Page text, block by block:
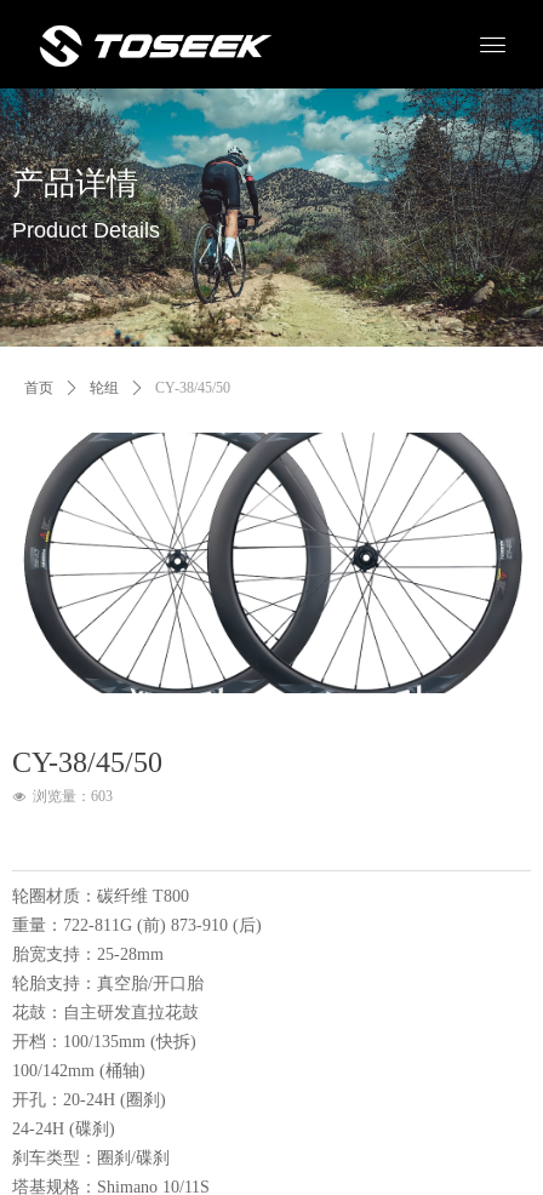
产品详情
Product Details
首页 ꄲ 轮组 ꄲ CY-38/45/50
CY-38/45/50
轮圈材质：碳纤维 T800
重量：722-811G (前) 873-910 (后)
胎宽支持：25-28mm
轮胎支持：真空胎/开口胎
花鼓：自主研发直拉花鼓
开档：100/135mm (快拆)
100/142mm (桶轴)
开孔：20-24H (圈刹)
24-24H (碟刹)
刹车类型：圈刹/碟刹
塔基规格：Shimano 10/11S
넶 浏览量： 603